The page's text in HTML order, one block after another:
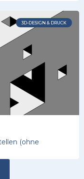
3D-DESIGN & DRUCK
(ohne